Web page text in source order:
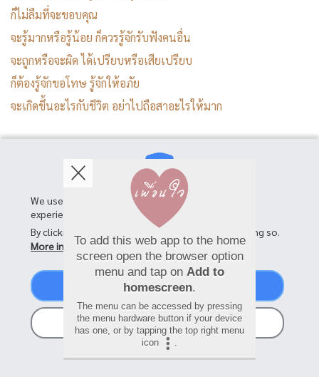
ก็ไม่ลืมที่จะขอบคุณ
จะรู้มากหรือรู้น้อย ก็ควรรู้จักรับฟังคนอื่น
จะถูกหรือจะผิด ได้เปรียบหรือเสียเปรียบ
ก็ต้องรู้จักขอโทษ รู้จักให้อภัย
จะเกิดขึ้นอะไรกับชีวิต อย่าไปถือสาอะไรให้มาก
จิตใจที่กว้างขวาง... ความไม่ถือสา
คือคุณสมบัติดีๆ ที่ควรมีในจิตในใจ
SHARE
We use cookies on this site to enhance your user
experience
By clicking the Accept button, you agree to us doing so.
More info
Accept
No, thanks
To add this web app to the home
screen open the browser option
menu and tap on Add to
homescreen.
The menu can be accessed by pressing
the menu hardware button if your device
has one, or by tapping the top right menu
icon
.